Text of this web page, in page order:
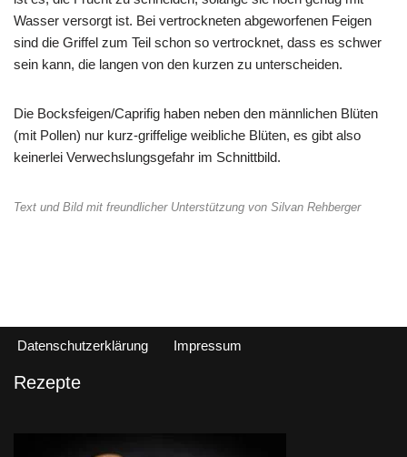
Wasser versorgt ist. Bei vertrockneten abgeworfenen Feigen
sind die Griffel zum Teil schon so vertrocknet, dass es schwer
sein kann, die langen von den kurzen zu unterscheiden.
Die Bocksfeigen/Caprifig haben neben den männlichen Blüten
(mit Pollen) nur kurz-griffelige weibliche Blüten, es gibt also
keinerlei Verwechslungsgefahr im Schnittbild.
Text und Bild mit freundlicher Unterstützung von Silvan Rehberger
Datenschutzerklärung Impressum
Rezepte